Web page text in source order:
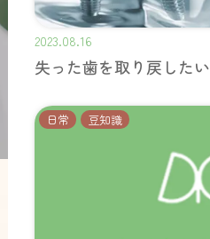
2023.08.16
失った歯を取り戻したい
日常 豆知識